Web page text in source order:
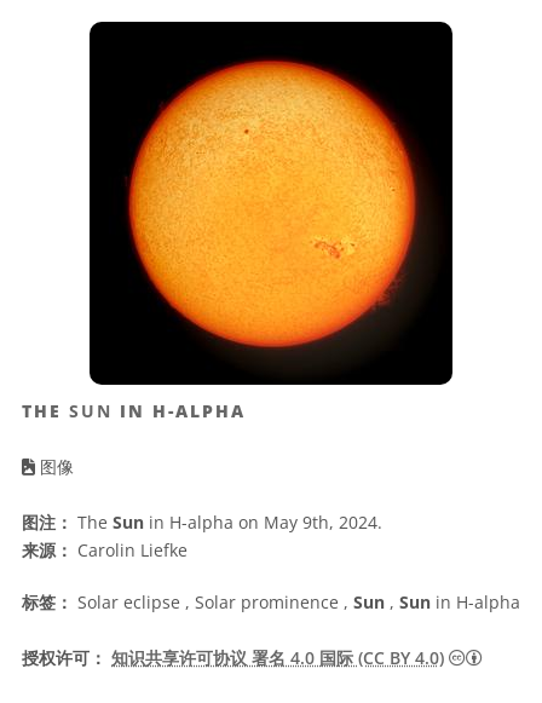
THE SUN IN H-ALPHA
图像
图注： The Sun in H-alpha on May 9th, 2024.
来源： Carolin Liefke
标签： Solar eclipse , Solar prominence , Sun , Sun in H-alpha
授权许可： 知识共享许可协议 署名 4.0 国际 (CC BY 4.0) 知识共